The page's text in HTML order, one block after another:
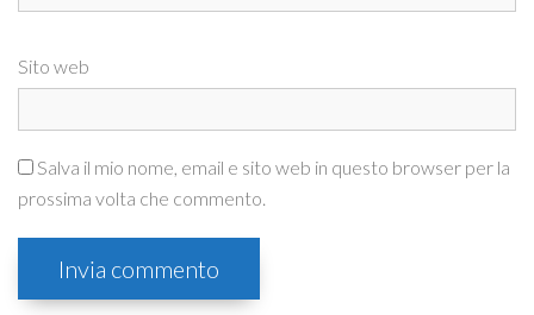
Sito web
Salva il mio nome, email e sito web in questo browser per la
prossima volta che commento.